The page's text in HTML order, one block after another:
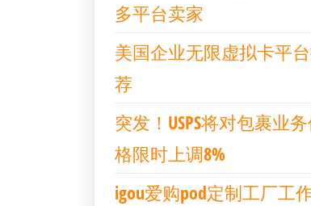
多平台卖家
美国企业无限虚拟卡平
荐
突发！USPS将对包裹业
格限时上调8%
igou爱购pod定制工厂工